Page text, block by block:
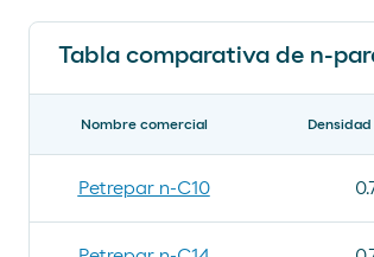
Tabla comparativa de n-
Nombre comercial Densidad
Petrepar n-C10